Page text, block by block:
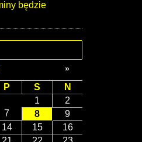
będzie
»
P S
N
1
2
7 8
9
14 15
16